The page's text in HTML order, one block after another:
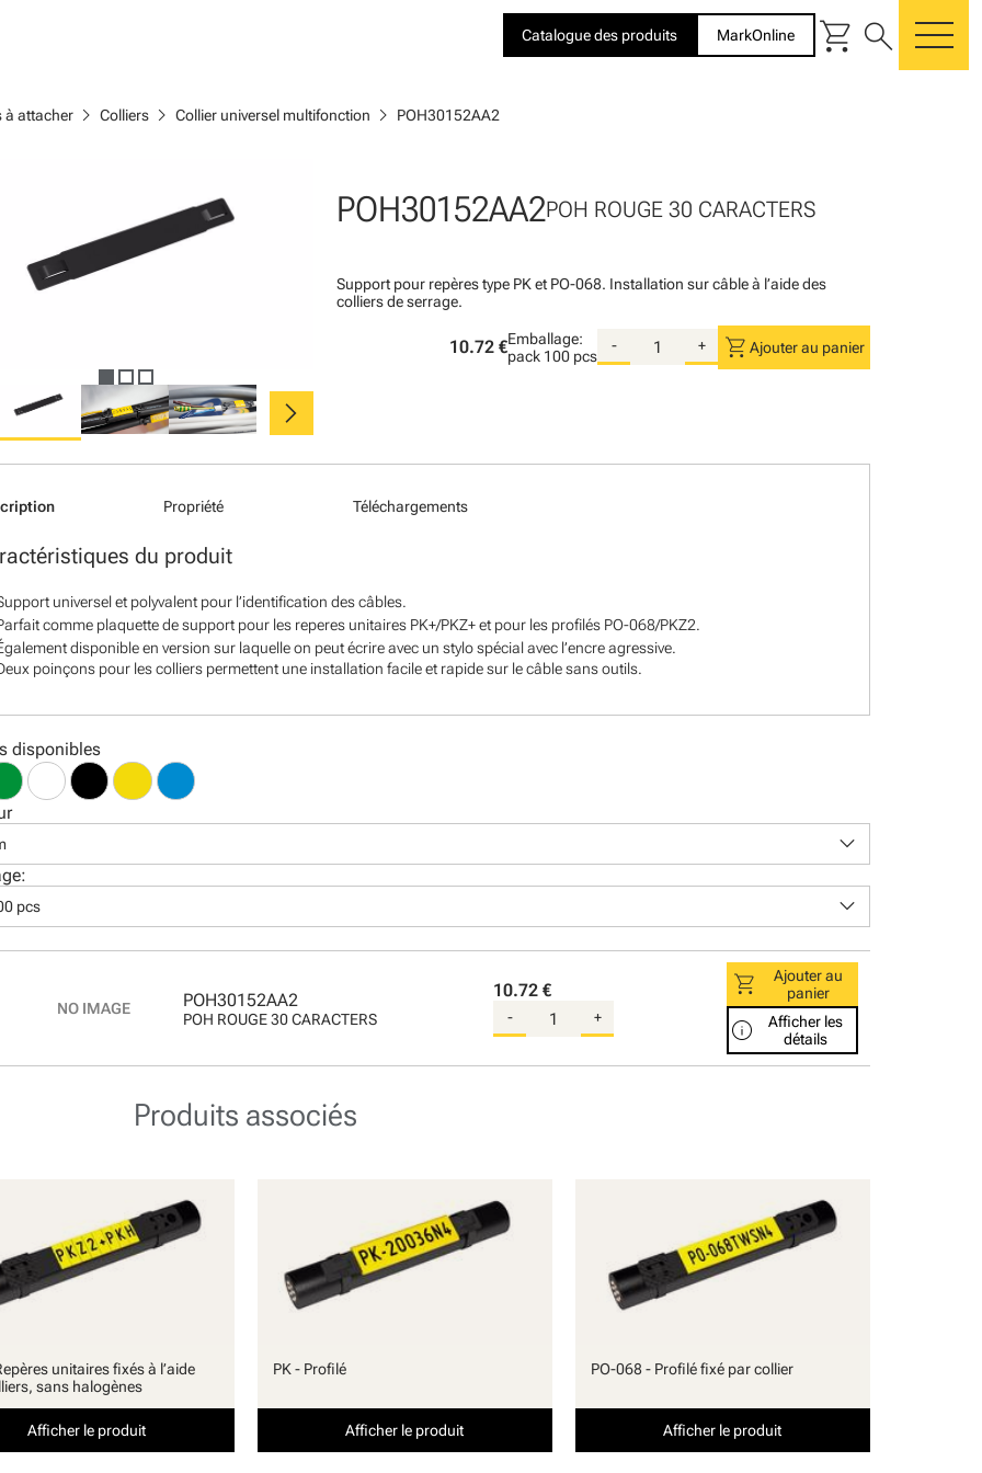
Catalogue des produits MarkOnline shopping_cart search
à attacher chevron_right Colliers chevron_right Collier universel multifonction chevron_right POH30152AA2
chevron_right
POH30152AA2POH ROUGE 30 CARACTERS
Support pour repères type PK et PO-068. Installation sur câble à l’aide des
colliers de serrage.
10.72 €Emballage:
pack 100 pcs
- + shopping_cart Ajouter au panier
Propriété Téléchargements
du produit
universel et polyvalent pour l’identification des câbles.
comme plaquette de support pour les reperes unitaires PK+/PKZ+ et pour les profilés PO-068/PKZ2.
disponible en version sur laquelle on peut écrire avec un stylo spécial avec l’encre agressive.
poinçons pour les colliers permettent une installation facile et rapide sur le câble sans outils.
disponibles
keyboard_arrow_down
pcs keyboard_arrow_down
POH30152AA2
POH ROUGE 30 CARACTERS
10.72 €
- +
shopping_cart
Ajouter au
panier
info
Afficher les
détails
Produits associés
unitaires fixés à l’aide
sans halogènes
Afficher le produit
PK - Profilé
Afficher le produit
PO-068 - Profilé fixé par collier
Afficher le produit